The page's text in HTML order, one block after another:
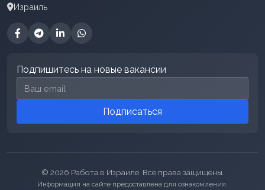
Израиль
Подпишитесь на новые вакансии
Email для подписки
Подписаться
© 2026 Работа в Израиле. Все права защищены.
Информация на сайте предоставлена для ознакомления.